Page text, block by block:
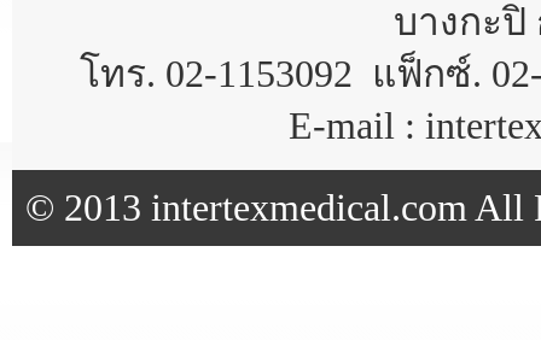
บางกะปิ
โทร. 02-1153092 แฟ็กซ์.
E-mail :
© 2013 intertexmedical.com